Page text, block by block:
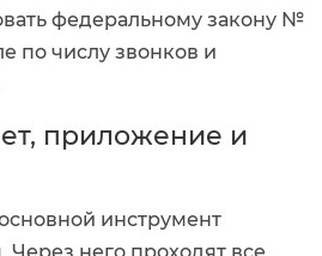
федеральному закону №
по числу звонков и
приложение и
инструмент